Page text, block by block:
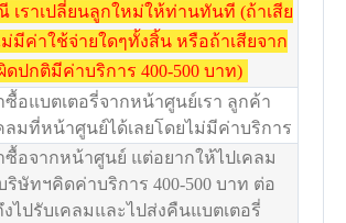
เราเปลี่ยนลูกใหม่ให้ท่านทันที (ถ้าเสีย
ม่มีค่าใช้จ่ายใดๆทั้งสิ้น หรือถ้าเสียจาก
ดปกติมีค่าบริการ 400-500 บาท)
อแบตเตอรี่จากหน้าศูนย์เรา ลูกค้า
ลมที่หน้าศูนย์ได้เลยโดยไม่มีค่าบริการ
อจากหน้าศูนย์ แต่อยากให้ไปเคลม
ษัทฯคิดค่าบริการ 400-500 บาท ต่อ
ไปรับเคลมและไปส่งคืนแบตเตอรี่